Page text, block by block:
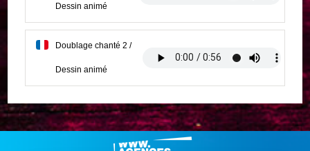
Dessin animé
Doublage chanté 2 /
Dessin animé